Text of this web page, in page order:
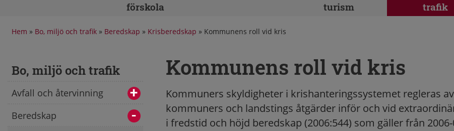
förskola
turism
trafik
Hem » Bo, miljö och trafik » Beredskap » Krisberedskap » Kommunens roll vid kris
Bo, miljö och trafik
Avfall och återvinning
Beredskap
Kommunens roll vid kris
Kommuners skyldigheter i krishanteringssystemet regleras
kommuners och landstings åtgärder inför och vid
i fredstid och höjd beredskap (2006:544) som gäller från 2006-